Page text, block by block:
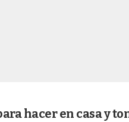
hacer en casa y